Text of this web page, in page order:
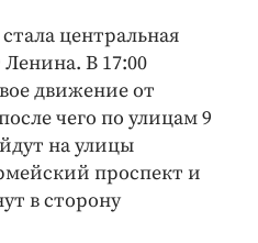
центральная
В 17:00
движение от
чего по улицам 9
на улицы
проспект и
в сторону